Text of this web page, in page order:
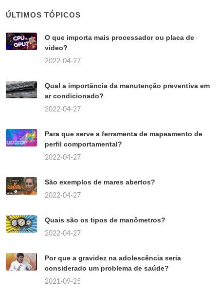
ÚLTIMOS TÓPICOS
O que importa mais processador ou placa de
vídeo?
2022-04-27
Qual a importância da manutenção preventiva em
ar condicionado?
2022-04-27
Para que serve a ferramenta de mapeamento de
perfil comportamental?
2022-04-27
São exemplos de mares abertos?
2022-04-27
Quais são os tipos de manômetros?
2022-04-27
Por que a gravidez na adolescência seria
considerado um problema de saúde?
2021-09-25